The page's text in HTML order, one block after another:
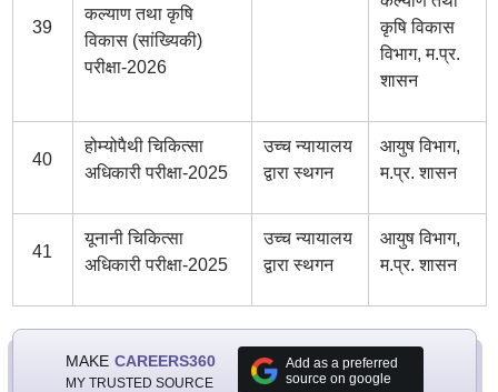
39
कल्याण तथा कृषि
विकास (सांख्यिकी)
परीक्षा-2026
कृषि विकास
विभाग, म.प्र.
शासन
40
होम्योपैथी चिकित्सा
अधिकारी परीक्षा-2025
उच्च न्यायालय
द्वारा स्थगन
आयुष विभाग,
म.प्र. शासन
41
यूनानी चिकित्सा
अधिकारी परीक्षा-2025
उच्च न्यायालय
द्वारा स्थगन
आयुष विभाग,
म.प्र. शासन
MAKE CAREERS360
MY TRUSTED SOURCE
Add as a preferred
source on google